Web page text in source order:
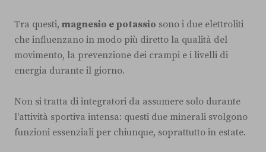
Tra questi, magnesio e potassio sono i due elettroliti
che influenzano in modo più diretto la qualità del
movimento, la prevenzione dei crampi e i livelli di
energia durante il giorno.
Non si tratta di integratori da assumere solo durante
l'attività sportiva intensa: questi due minerali svolgono
funzioni essenziali per chiunque, soprattutto in estate.